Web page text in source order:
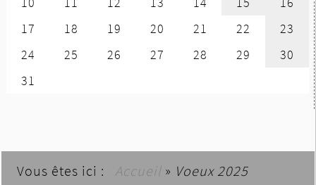
Vous êtes ici : Accueil » Voeux 2025